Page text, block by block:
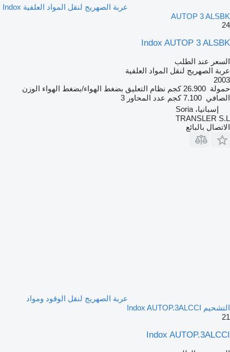
عربة الصهريج لنقل المواد العلفية Indox
AUTOP 3 ALSBK
24
Indox AUTOP 3 ALSBK
السعر عند الطلب
عربة الصهريج لنقل المواد العلفية
2003
حمولة 26.900 كجم نظام التعليق بضغط الهواء/بضغط الهواء الوزن
الصافي 7.100 كجم عدد المحاور 3
إسبانيا، Soria
TRANSLER S.L
الاتصال بالبائع
عربة الصهريج لنقل الوقود ومواد
التشحيم Indox AUTOP.3ALCCI
21
Indox AUTOP.3ALCCI